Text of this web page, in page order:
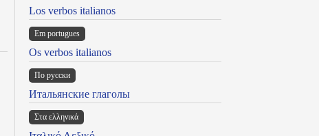
Los verbos italianos
Em portugues
Os verbos italianos
По русски
Итальянские глаголы
Στα ελληνικά